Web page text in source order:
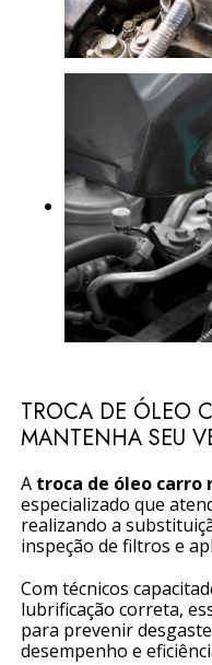
TROCA DE ÓLEO
MANTENHA SEU
A troca de óleo carro
especializado que
realizando a
inspeção de filtros e
Com técnicos
lubrificação correta,
para prevenir
desempenho e